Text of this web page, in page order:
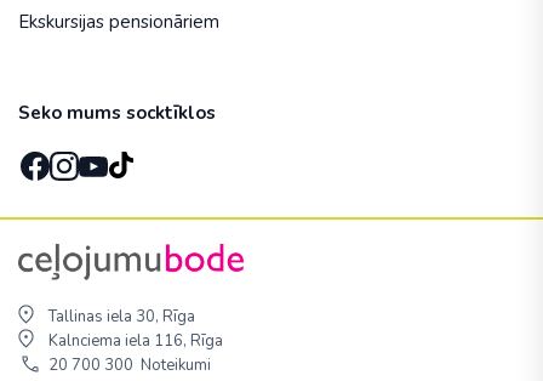
Ekskursijas pensionāriem
Seko mums socktīklos
Tallinas iela 30, Rīga
Kalnciema iela 116, Rīga
20 700 300 Noteikumi